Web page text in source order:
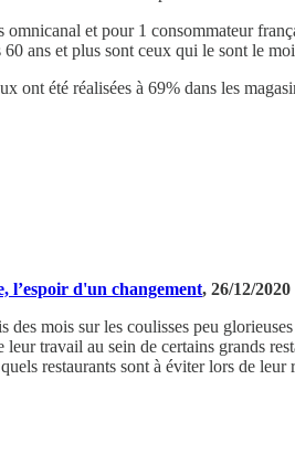
omnicanal et pour 1 consommateur
ans et plus sont ceux qui le sont le
ont été réalisées à 69% dans les
l’espoir d'un changement, 26/12/2020
mois sur les coulisses peu
leur travail au sein de certains grands
restaurants sont à éviter lors de leur